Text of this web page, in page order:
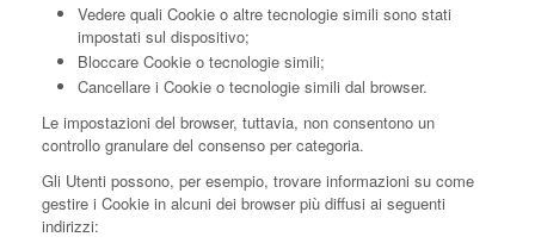
Vedere quali Cookie o altre tecnologie simili sono stati
impostati sul dispositivo;
Bloccare Cookie o tecnologie simili;
Cancellare i Cookie o tecnologie simili dal browser.
Le impostazioni del browser, tuttavia, non consentono un
controllo granulare del consenso per categoria.
Gli Utenti possono, per esempio, trovare informazioni su come
gestire i Cookie in alcuni dei browser più diffusi ai seguenti
indirizzi: